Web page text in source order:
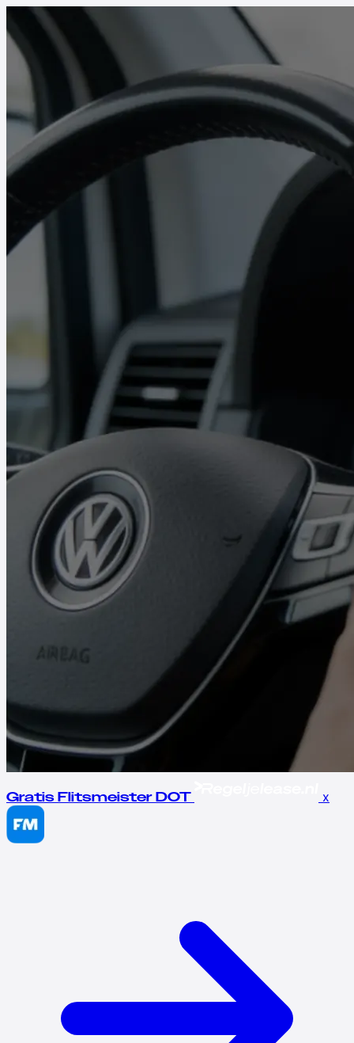
Gratis Flitsmeister DOT x